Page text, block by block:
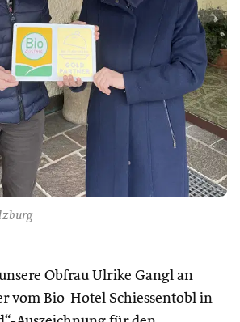
Obfrau Ulrike Gangl an
vom Bio-Hotel Schiessentobl in